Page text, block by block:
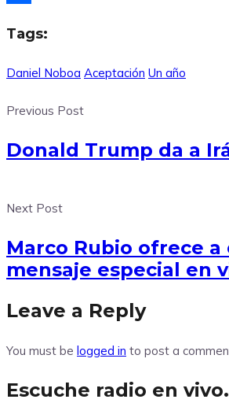
Tags:
Daniel Noboa Aceptación Un año
Previous Post
Donald Trump da a
Next Post
Marco Rubio ofrece
mensaje especial en
Leave a Reply
You must be logged in to post a
Escuche radio en